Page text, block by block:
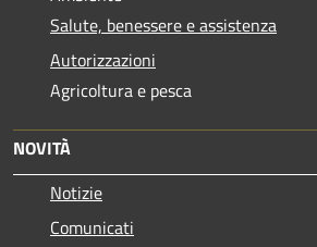
Salute, benessere e assistenza
Autorizzazioni
Agricoltura e pesca
NOVITÀ
Notizie
Comunicati